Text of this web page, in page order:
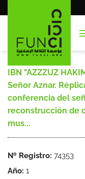
al
IBN "AZZZUZ
Señor Aznar.
conferencia del
reconstrucción de
mus...
Nº Registro: 74353
Año: 1